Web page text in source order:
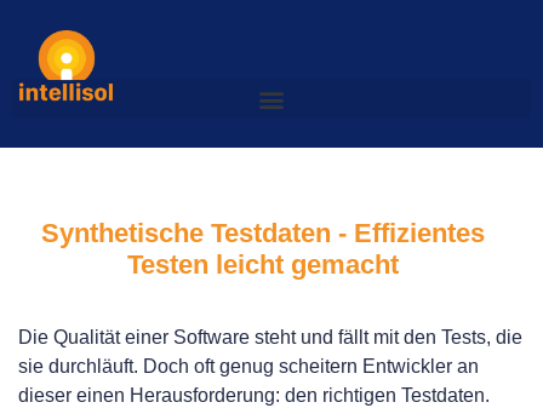
Synthetische Testdaten - Effizientes
Testen leicht gemacht
Die Qualität einer Software steht und fällt mit den Tests, die
sie durchläuft. Doch oft genug scheitern Entwickler an
dieser einen Herausforderung: den richtigen Testdaten.